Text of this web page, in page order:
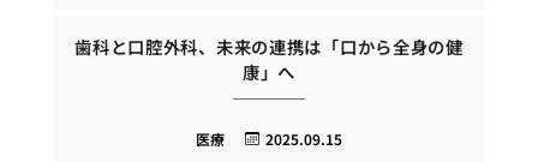
歯科と口腔外科、未来の連携は「口から全身の健
康」へ
2025.09.15
医療